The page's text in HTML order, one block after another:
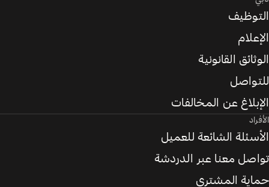
التوظيف
الإعلام
الوثائق القانونية
للتواصل
الإبلاغ عن المخالفات
الأفراد
الأسئلة الشائعة للعميل
تواصل معنا عبر الدردشة
حماية المشتري